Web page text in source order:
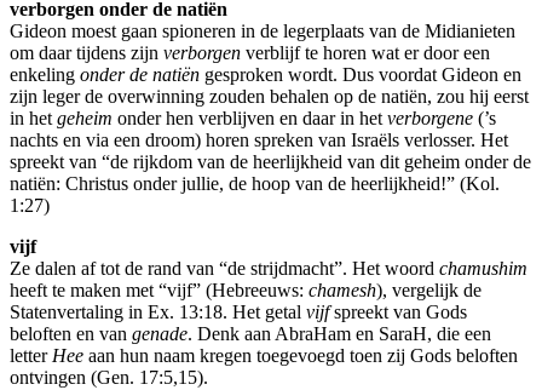
verborgen onder de natiën
Gideon moest gaan spioneren in de legerplaats van de Midianieten
om daar tijdens zijn verborgen verblijf te horen wat er door een
enkeling onder de natiën gesproken wordt. Dus voordat Gideon en
zijn leger de overwinning zouden behalen op de natiën, zou hij eerst
in het geheim onder hen verblijven en daar in het verborgene (’s
nachts en via een droom) horen spreken van Israëls verlosser. Het
spreekt van “de rijkdom van de heerlijkheid van dit geheim onder de
natiën: Christus onder jullie, de hoop van de heerlijkheid!” (Kol.
1:27)
vijf
Ze dalen af tot de rand van “de strijdmacht”. Het woord chamushim
heeft te maken met “vijf” (Hebreeuws: chamesh), vergelijk de
Statenvertaling in Ex. 13:18. Het getal vijfspreekt van Gods
beloften en van genade. Denk aan AbraHam en SaraH, die een
letter Hee aan hun naam kregen toegevoegd toen zij Gods beloften
ontvingen (Gen. 17:5,15).